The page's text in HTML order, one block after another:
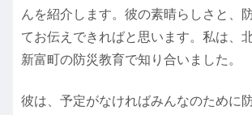
んを紹介します。彼の素晴らしさと、
てお伝えできればと思います。私は、
新富町の防災教育で知り合いました。
彼は、予定がなければみんなのために